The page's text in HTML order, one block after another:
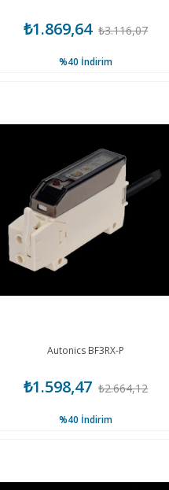
₺1.869,64 ₺3.116,07
%40 İndirim
Autonics BF3RX-P
₺1.598,47 ₺2.664,12
%40 İndirim